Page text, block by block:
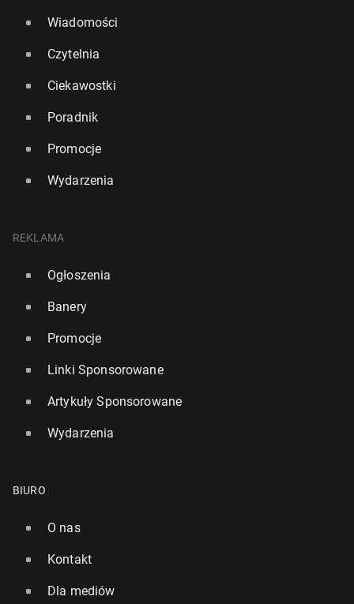
Wiadomości
Czytelnia
Ciekawostki
Poradnik
Promocje
Wydarzenia
REKLAMA
Ogłoszenia
Banery
Promocje
Linki Sponsorowane
Artykuły Sponsorowane
Wydarzenia
BIURO
O nas
Kontakt
Dla mediów